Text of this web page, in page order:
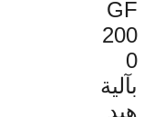
GF
200
0
بآلية
هيد